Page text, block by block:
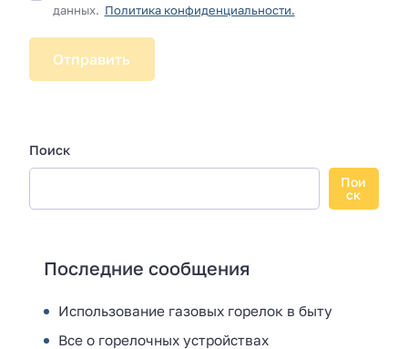
данных. Политика конфиденциальности.
Отправить
Поиск
Пои
ск
Последние сообщения
Использование газовых горелок в быту
Все о горелочных устройствах